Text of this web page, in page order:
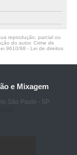
reprodução, parcial ou
do autor. Crime de
9610/98 - Lei de direitos
e Mixagem
São Paulo - SP